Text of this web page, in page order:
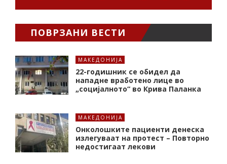
ПОВРЗАНИ ВЕСТИ
МАКЕДОНИЈА
22-годишник се обидел да
нападне вработено лице во
„социјалното“ во Крива Паланка
МАКЕДОНИЈА
Онколошките пациенти денеска
излегуваат на протест – Повторно
недостигаат лекови